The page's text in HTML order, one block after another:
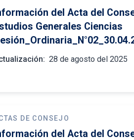
del Acta del
Generales Ciencias
28 de agosto del 2025
DE CONSEJO
del Acta del